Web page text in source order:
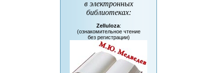
в электронных
библиотеках:
Zelluloza:
(ознакомительное чтение
без регистрации)